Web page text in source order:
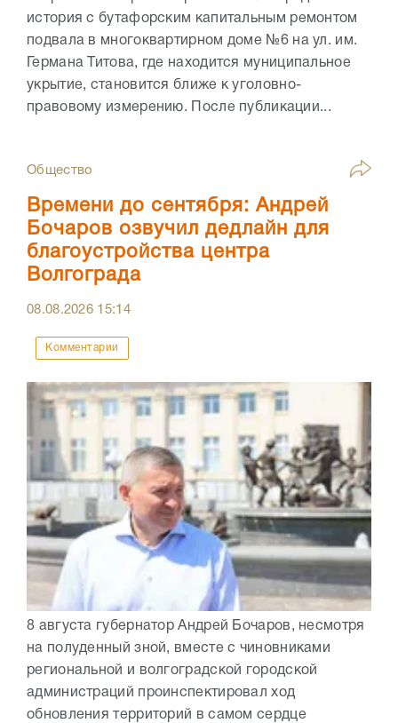
история с бутафорским капитальным ремонтом
подвала в многоквартирном доме №6 на ул. им.
Германа Титова, где находится муниципальное
укрытие, становится ближе к уголовно-
правовому измерению. После публикации...
Общество
Времени до сентября: Андрей
Бочаров озвучил дедлайн для
благоустройства центра
Волгограда
08.08.2026 15:14
Комментарии
8 августа губернатор Андрей Бочаров, несмотря
на полуденный зной, вместе с чиновниками
региональной и волгоградской городской
администраций проинспектировал ход
обновления территорий в самом сердце